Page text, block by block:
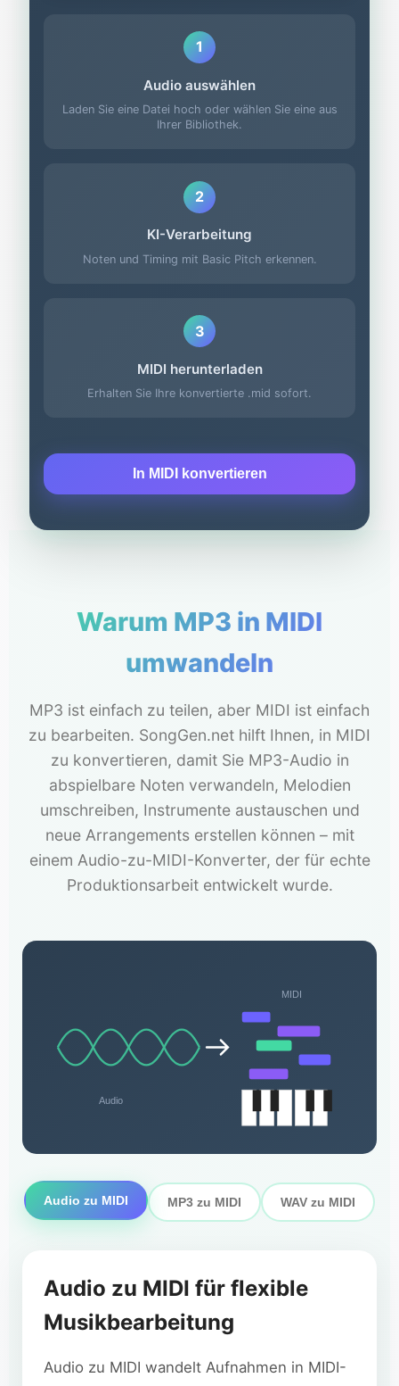
1
Audio auswählen
Laden Sie eine Datei hoch oder wählen Sie eine aus
Ihrer Bibliothek.
2
KI-Verarbeitung
Noten und Timing mit Basic Pitch erkennen.
3
MIDI herunterladen
Erhalten Sie Ihre konvertierte .mid sofort.
In MIDI konvertieren
Warum MP3 in MIDI
umwandeln
MP3 ist einfach zu teilen, aber MIDI ist einfach
zu bearbeiten. SongGen.net hilft Ihnen, in MIDI
zu konvertieren, damit Sie MP3-Audio in
abspielbare Noten verwandeln, Melodien
umschreiben, Instrumente austauschen und
neue Arrangements erstellen können – mit
einem Audio-zu-MIDI-Konverter, der für echte
Produktionsarbeit entwickelt wurde.
Audio
MIDI
Audio zu MIDI MP3 zu MIDI WAV zu MIDI
Audio zu MIDI für flexible
Musikbearbeitung
Audio zu MIDI wandelt Aufnahmen in MIDI-